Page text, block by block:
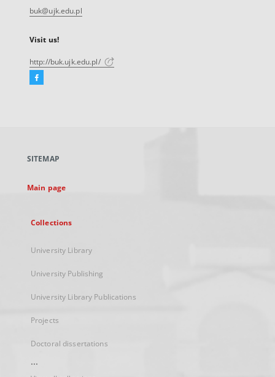
buk@ujk.edu.pl
Visit us!
http://buk.ujk.edu.pl/
Facebook
new
SITEMAP
Main page
Collections
University Library
University Publishing
University Library Publications
Projects
Doctoral dissertations
...